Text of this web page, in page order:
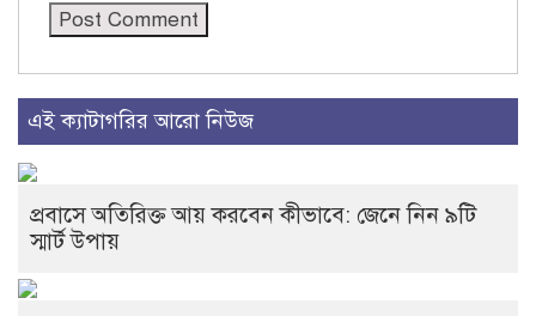
এই ক্যাটাগরির আরো নিউজ
প্রবাসে অতিরিক্ত আয় করবেন কীভাবে: জেনে নিন ৯টি
স্মার্ট উপায়